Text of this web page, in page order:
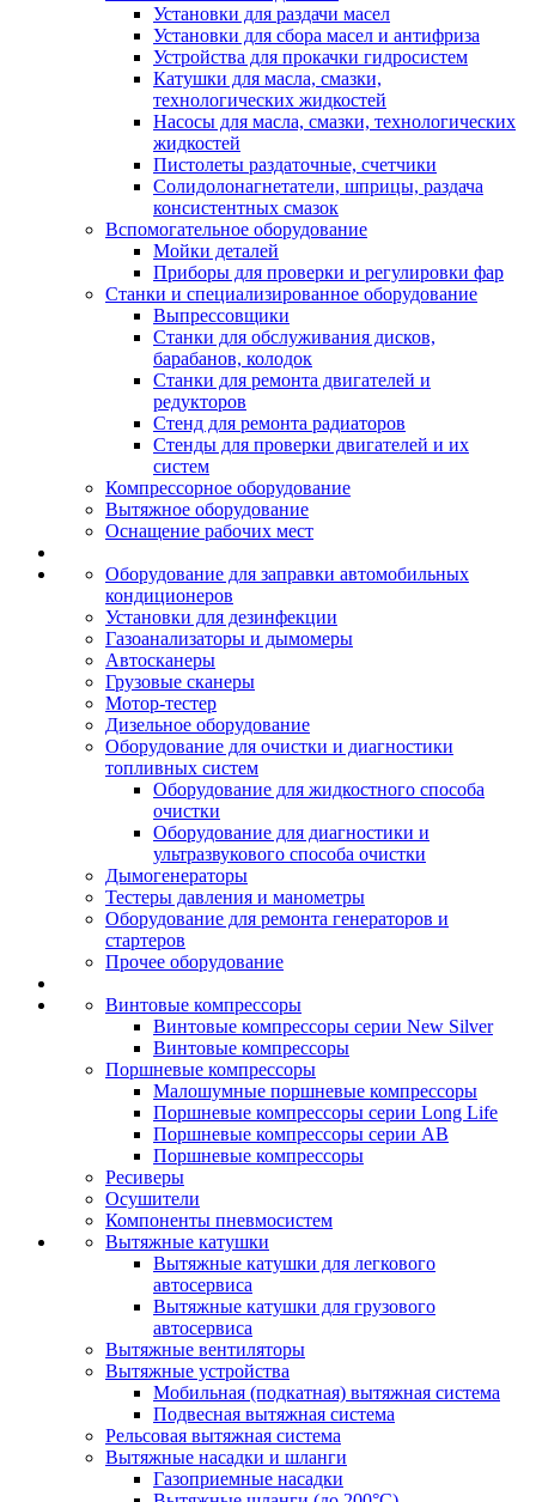
Установки для раздачи масел
Установки для сбора масел и антифриза
Устройства для прокачки гидросистем
Катушки для масла, смазки,
технологических жидкостей
Насосы для масла, смазки, технологических
жидкостей
Пистолеты раздаточные, счетчики
Солидолонагнетатели, шприцы, раздача
консистентных смазок
Вспомогательное оборудование
Мойки деталей
Приборы для проверки и регулировки фар
Станки и специализированное оборудование
Выпрессовщики
Станки для обслуживания дисков,
барабанов, колодок
Станки для ремонта двигателей и
редукторов
Стенд для ремонта радиаторов
Стенды для проверки двигателей и их
систем
Компрессорное оборудование
Вытяжное оборудование
Оснащение рабочих мест
Оборудование для заправки автомобильных
кондиционеров
Установки для дезинфекции
Газоанализаторы и дымомеры
Автосканеры
Грузовые сканеры
Мотор-тестер
Дизельное оборудование
Оборудование для очистки и диагностики
топливных систем
Оборудование для жидкостного способа
очистки
Оборудование для диагностики и
ультразвукового способа очистки
Дымогенераторы
Тестеры давления и манометры
Оборудование для ремонта генераторов и
стартеров
Прочее оборудование
Винтовые компрессоры
Винтовые компрессоры серии New Silver
Винтовые компрессоры
Поршневые компрессоры
Малошумные поршневые компрессоры
Поршневые компрессоры серии Long Life
Поршневые компрессоры серии AB
Поршневые компрессоры
Ресиверы
Осушители
Компоненты пневмосистем
Вытяжные катушки
Вытяжные катушки для легкового
автосервиса
Вытяжные катушки для грузового
автосервиса
Вытяжные вентиляторы
Вытяжные устройства
Мобильная (подкатная) вытяжная система
Подвесная вытяжная система
Рельсовая вытяжная система
Вытяжные насадки и шланги
Газоприемные насадки